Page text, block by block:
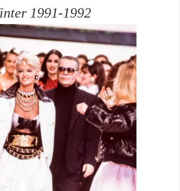
1991-1992